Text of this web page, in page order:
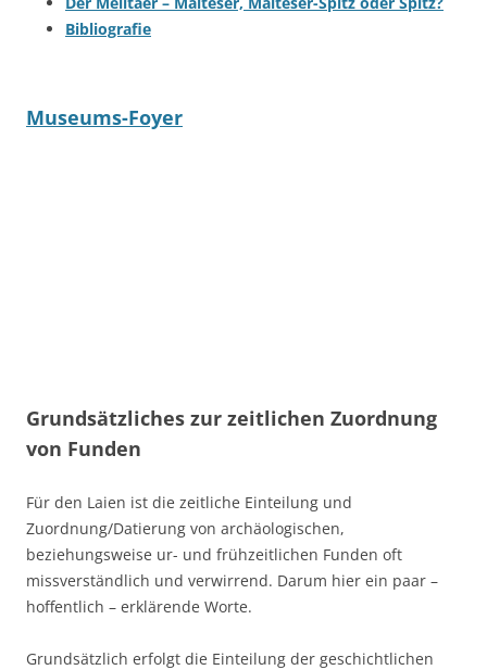
Bibliografie
Museums-Foyer
Grundsätzliches zur zeitlichen Zuordnung
von Funden
Für den Laien ist die zeitliche Einteilung und
Zuordnung/Datierung von archäologischen,
beziehungsweise ur- und frühzeitlichen Funden oft
missverständlich und verwirrend. Darum hier ein paar –
hoffentlich – erklärende Worte.
Grundsätzlich erfolgt die Einteilung der geschichtlichen